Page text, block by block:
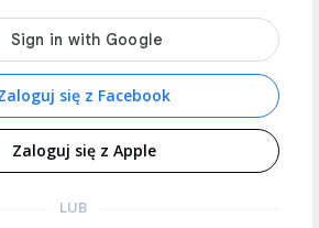
się z Facebook
Zaloguj się z Apple
LUB